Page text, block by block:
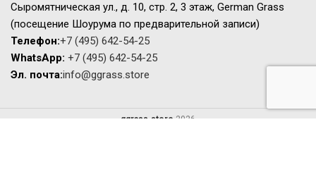
Сыромятническая ул., д. 10, стр. 2, 3 этаж, German Grass
(посещение Шоурума по предварительной записи)
Телефон:+7 (495) 642-54-25
WhatsApp: +7 (495) 642-54-25
Эл. почта:info@ggrass.store
ggrass.store 2026